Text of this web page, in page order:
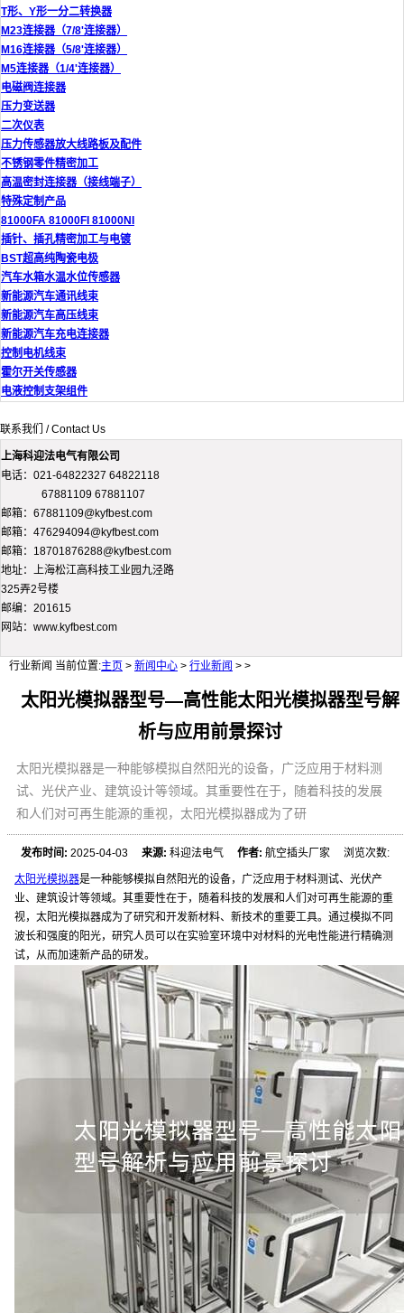
T形、Y形一分二转换器
M23连接器（7/8'连接器）
M16连接器（5/8'连接器）
M5连接器（1/4'连接器）
电磁阀连接器
压力变送器
二次仪表
压力传感器放大线路板及配件
不锈钢零件精密加工
高温密封连接器（接线端子）
特殊定制产品
81000FA 81000FI 81000NI
插针、插孔精密加工与电镀
BST超高纯陶瓷电极
汽车水箱水温水位传感器
新能源汽车通讯线束
新能源汽车高压线束
新能源汽车充电连接器
控制电机线束
霍尔开关传感器
电液控制支架组件
联系我们 / Contact Us
上海科迎法电气有限公司
电话：021-64822327 64822118
67881109 67881107
邮箱：67881109@kyfbest.com
邮箱：476294094@kyfbest.com
邮箱：18701876288@kyfbest.com
地址：上海松江高科技工业园九泾路
325弄2号楼
邮编：201615
网站：www.kyfbest.com
行业新闻 当前位置:主页 > 新闻中心 > 行业新闻 > >
太阳光模拟器型号—高性能太阳光模拟器型号解
析与应用前景探讨
太阳光模拟器是一种能够模拟自然阳光的设备，广泛应用于材料测
试、光伏产业、建筑设计等领域。其重要性在于，随着科技的发展
和人们对可再生能源的重视，太阳光模拟器成为了研
发布时间: 2025-04-03来源: 科迎法电气作者: 航空插头厂家 浏览次数:
太阳光模拟器是一种能够模拟自然阳光的设备，广泛应用于材料测试、光伏产
业、建筑设计等领域。其重要性在于，随着科技的发展和人们对可再生能源的重
视，太阳光模拟器成为了研究和开发新材料、新技术的重要工具。通过模拟不同
波长和强度的阳光，研究人员可以在实验室环境中对材料的光电性能进行精确测
试，从而加速新产品的研发。